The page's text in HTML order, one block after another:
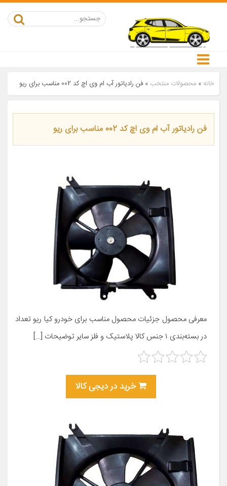
خانه » محصولات منتخب » فن رادیاتور آب ام وی اچ کد 002 مناسب برای ریو
فن رادیاتور آب ام وی اچ کد 002 مناسب برای ریو
معرفی محصول جزئیات محصول مناسب برای خودرو کیا ریو تعداد
در بسته‌بندی ۱ جنس کالا پلاستیک و فلز سایر توضیحات […]
خرید در دیجی کالا